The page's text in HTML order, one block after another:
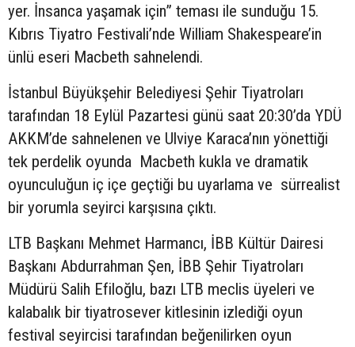
yer. İnsanca yaşamak için” teması ile sunduğu 15.
Kıbrıs Tiyatro Festivali’nde William Shakespeare’in
ünlü eseri Macbeth sahnelendi.
İstanbul Büyükşehir Belediyesi Şehir Tiyatroları
tarafından 18 Eylül Pazartesi günü saat 20:30’da YDÜ
AKKM’de sahnelenen ve Ulviye Karaca’nın yönettiği
tek perdelik oyunda Macbeth kukla ve dramatik
oyunculuğun iç içe geçtiği bu uyarlama ve sürrealist
bir yorumla seyirci karşısına çıktı.
LTB Başkanı Mehmet Harmancı, İBB Kültür Dairesi
Başkanı Abdurrahman Şen, İBB Şehir Tiyatroları
Müdürü Salih Efiloğlu, bazı LTB meclis üyeleri ve
kalabalık bir tiyatrosever kitlesinin izlediği oyun
festival seyircisi tarafından beğenilirken oyun